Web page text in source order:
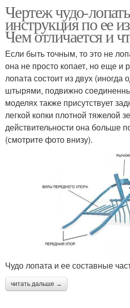
Чертеж чудо-
инструкция по ее
Чем отличается и
Если быть точным, то это не
она не просто копает, но еще и
лопата состоит из двух (иногда
штырями, подвижно
моделях также присутствует
легкой копки плотной тяжелой
действительности она больше
(смотрите фото внизу).
Чудо лопата и ее составные
читать дальше →